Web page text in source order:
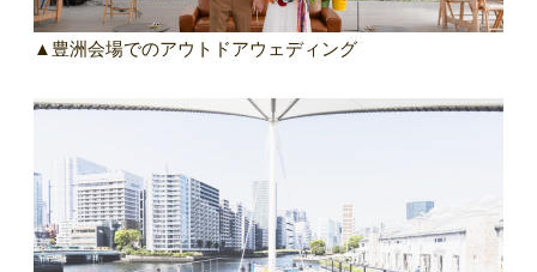
▲豊洲会場でのアウトドアウェディング